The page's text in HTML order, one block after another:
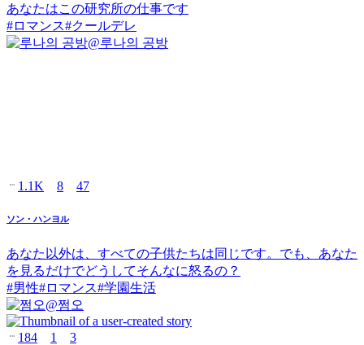
あなたはこの研究所の仕事です
#ロマンス#クールデレ
@루나의 공방
1.1K 8 47
ソン・ハンヨル
あなた以外は、すべての子供たちは同じです。でも、あなた
を見るだけでどうしてそんなに怒るの？
#男性#ロマンス#学園生活
@쩜오
184 1 3